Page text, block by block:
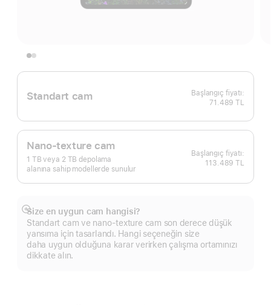
Standart cam
71.489 TL
Nano-texture cam
1 TB veya 2 TB depolama
alanına sahip modellerde sunulur
113.489 TL
Size en uygun cam hangisi?
Standart cam ve nano-texture cam son derece düşük
yansıma için tasarlandı. Hangi seçeneğin size
daha uygun olduğuna karar verirken çalışma ortamınızı
dikkate alın.
Daha
fazlasını
göster